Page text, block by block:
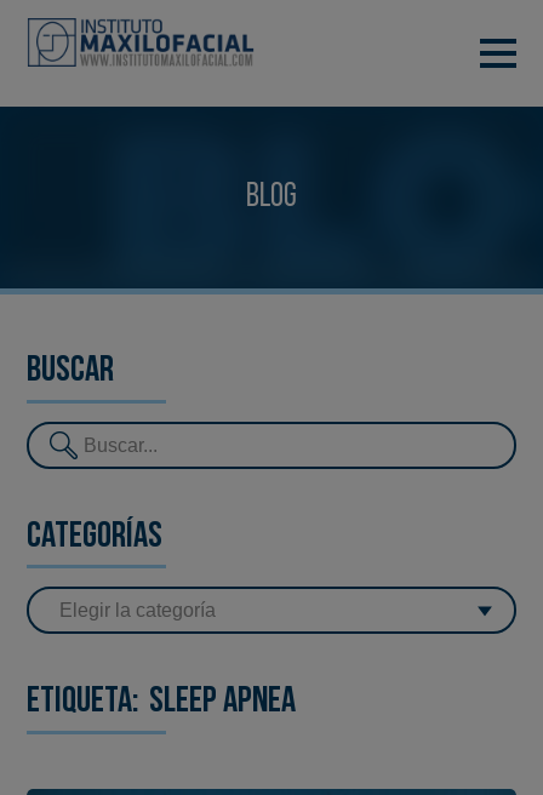
Blog
Buscar
Categorías
Etiqueta: sleep apnea